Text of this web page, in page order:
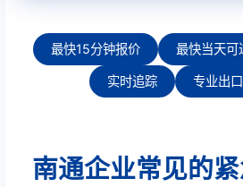
最快15分钟报价 最快当天可
实时追踪 专业出
南通企业常见的